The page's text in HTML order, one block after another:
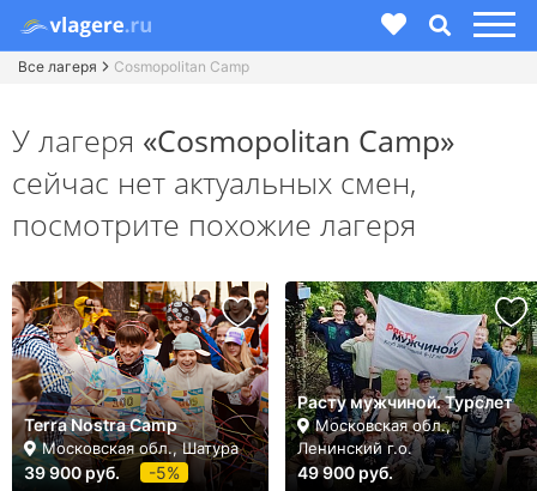
Все лагеря Cosmopolitan Camp
У лагеря «Cosmopolitan Camp»
сейчас нет актуальных смен,
посмотрите похожие лагеря
Terra Nostra Camp
Московская обл., Шатура
39 900 руб. -5%
Расту мужчиной. Турслет
Московская обл.,
Ленинский г.о.
49 900 руб.